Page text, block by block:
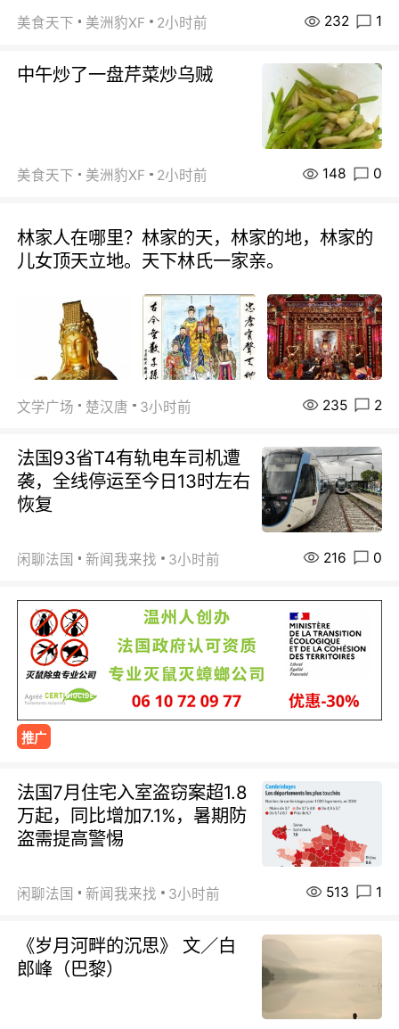
美食天下 美洲豹XF 2小时前 232 1
中午炒了一盘芹菜炒乌贼
美食天下 美洲豹XF 2小时前 148 0
林家人在哪里？林家的天，林家的地，林家的
儿女顶天立地。天下林氏一家亲。
文学广场 楚汉唐 3小时前 235 2
法国93省T4有轨电车司机遭
袭，全线停运至今日13时左右
恢复
闲聊法国 新闻我来找 3小时前 216 0
推广
法国7月住宅入室盗窃案超1.8
万起，同比增加7.1%，暑期防
盗需提高警惕
闲聊法国 新闻我来找 3小时前 513 1
《岁月河畔的沉思》 文／白
郎峰（巴黎）